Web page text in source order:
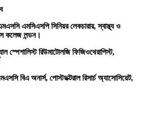
এমসিএসপি সিনিয়র লেকচারার, স্বাস্থ্য ও
কলেজ লন্ডন।
স্পেশালিস্ট রিউমাটোলজি ফিজিওথেরাপিস্ট,
বিএ অনার্স, পোস্টডক্টরাল রিসার্চ অ্যাসোসিয়েট,